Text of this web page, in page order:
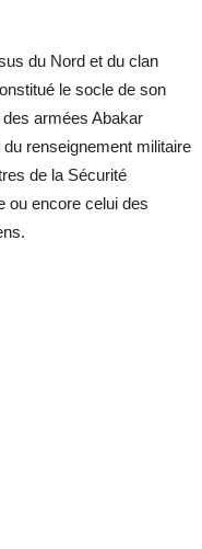
du Nord et du clan
le socle de son
des armées Abakar
renseignement militaire
de la Sécurité
ou encore celui des